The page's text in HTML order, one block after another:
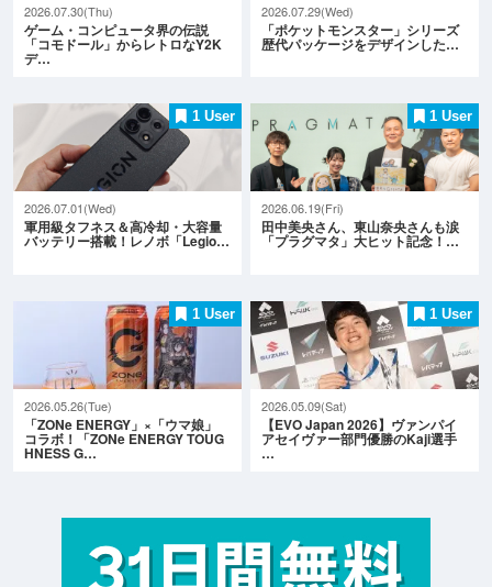
2026.07.30(Thu)
ゲーム・コンピュータ界の伝説
「コモドール」からレトロなY2K
デ…
2026.07.29(Wed)
「ポケットモンスター」シリーズ
歴代パッケージをデザインした…
1 User
2026.07.01(Wed)
軍用級タフネス＆高冷却・大容量
バッテリー搭載！レノボ「Legio…
1 User
2026.06.19(Fri)
田中美央さん、東山奈央さんも涙
「プラグマタ」大ヒット記念！…
1 User
2026.05.26(Tue)
「ZONe ENERGY」×「ウマ娘」
コラボ！「ZONe ENERGY TOUG
HNESS G…
1 User
2026.05.09(Sat)
【EVO Japan 2026】ヴァンパイ
アセイヴァー部門優勝のKaji選手
…